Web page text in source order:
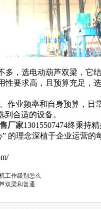
多，选电动葫芦双梁，它
性要求高，且预算充足，
作业频率和自身预算，
合适的设备。
厂家13015507474终秉持
的理念深植于企业运营
工作级别怎么
双梁和普通